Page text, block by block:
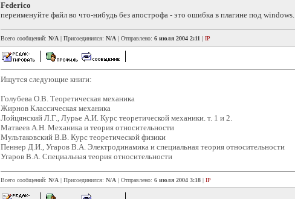
Federico
переименуйте файл во что-нибудь без апострофа - это ошибка в плагине под windows.
Всего сообщений: N/A | Присоединился: N/A | Отправлено: 6 июля 2004 2:11 | IP
Ищутся следующие книги:
Голубева О.В. Теоретическая механика
Жирнов Классическая механика
Лойцянский Л.Г., Лурье А.И. Курс теоретической механики. т. 1 и 2.
Матвеев А.Н. Механика и теория относительности
Мультаковский В.В. Курс теоретической физики
Пеннер Д.И., Угаров В.А. Электродинамика и специальная теория относительности
Угаров В.А. Специальная теория относительности
Всего сообщений: N/A | Присоединился: N/A | Отправлено: 6 июля 2004 3:18 | IP